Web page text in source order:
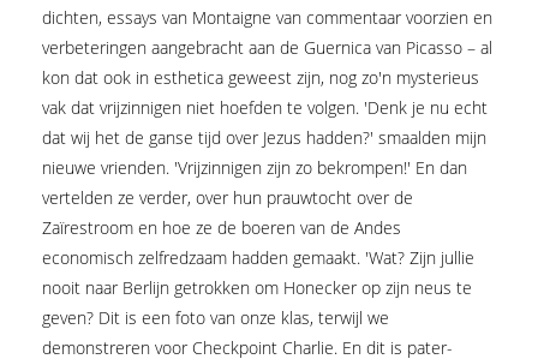
dichten, essays van Montaigne van commentaar voorzien en
verbeteringen aangebracht aan de Guernica van Picasso – al
kon dat ook in esthetica geweest zijn, nog zo'n mysterieus
vak dat vrijzinnigen niet hoefden te volgen. 'Denk je nu echt
dat wij het de ganse tijd over Jezus hadden?' smaalden mijn
nieuwe vrienden. 'Vrijzinnigen zijn zo bekrompen!' En dan
vertelden ze verder, over hun prauwtocht over de
Zaïrestroom en hoe ze de boeren van de Andes
economisch zelfredzaam hadden gemaakt. 'Wat? Zijn jullie
nooit naar Berlijn getrokken om Honecker op zijn neus te
geven? Dit is een foto van onze klas, terwijl we
demonstreren voor Checkpoint Charlie. En dit is pater-